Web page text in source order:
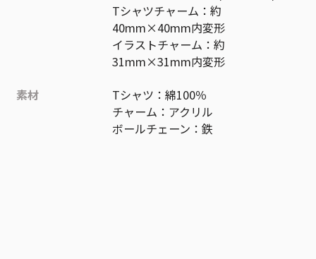
Tシャツチャーム：約
40mm×40mm内変形
イラストチャーム：約
31mm×31mm内変形
素材
Tシャツ：綿100％
チャーム：アクリル
ボールチェーン：鉄